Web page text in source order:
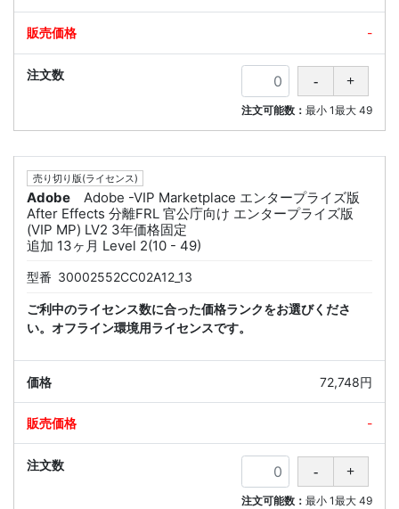
-
注文可能数： 最小 1最大 49
売り切り版(ライセンス)
Adobe
Adobe -VIP Marketplace エンタープライズ版
After Effects 分離FRL 官公庁向け エンタープライズ版
(VIP MP) LV2 3年価格固定
追加 13ヶ月 Level 2(10 - 49)
型番 30002552CC02A12_13
ご利中のライセンス数に合った価格ランクをお選びくださ
い。オフライン環境用ライセンスです。
72,748円
-
注文可能数： 最小 1最大 49